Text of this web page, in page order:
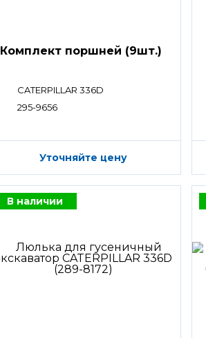
Комплект поршней (9шт.)
CATERPILLAR 336D
295-9656
Уточняйте цену
В наличии